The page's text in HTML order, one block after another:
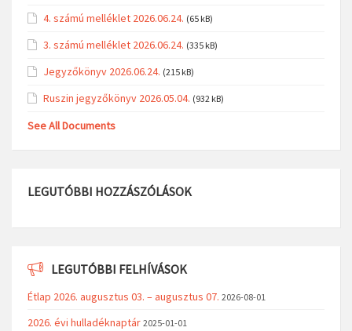
4. számú melléklet 2026.06.24. (65 kB)
3. számú melléklet 2026.06.24. (335 kB)
Jegyzőkönyv 2026.06.24. (215 kB)
Ruszin jegyzőkönyv 2026.05.04. (932 kB)
See All Documents
LEGUTÓBBI HOZZÁSZÓLÁSOK
LEGUTÓBBI FELHÍVÁSOK
Étlap 2026. augusztus 03. – augusztus 07. 2026-08-01
2026. évi hulladéknaptár 2025-01-01